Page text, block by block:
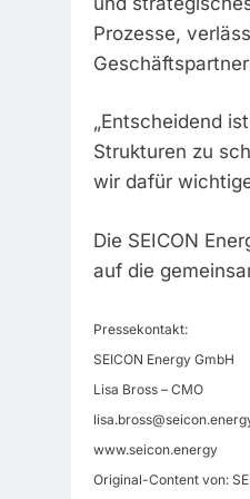
Prozesse,
„Entscheidend
Strukturen zu
wir dafür
Die SEICON
auf die
Pressekontakt:
SEICON Energy GmbH
Lisa Bross – CMO
www.seicon.energy
Original-Content von: